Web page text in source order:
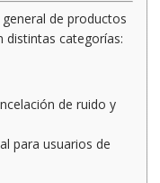
de productos
distintas categorías:
de ruido y
para usuarios de